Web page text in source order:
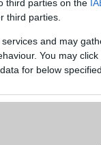
third parties on the
third parties.
and may
You may
for below
kivehető, és
és intelligens
meghajtású
igényel. Az F20
Az állítható